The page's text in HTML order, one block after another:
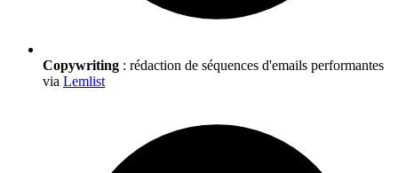
Copywriting : rédaction de séquences d'emails performantes
via Lemlist